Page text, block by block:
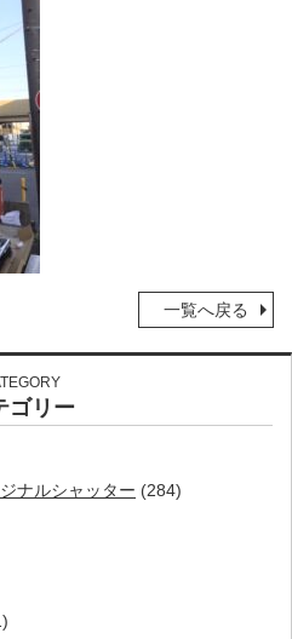
一覧へ戻る
ゴリー
ナルシャッター (284)